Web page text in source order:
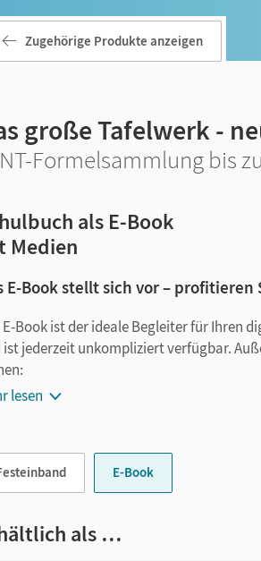
Zugehörige Produkte anzeigen
große Tafelwerk -
Formelsammlung bis
als E-Book
Medien
E-Book stellt sich vor –
E-Book ist der ideale Begleiter für Ihren
ist jederzeit unkompliziert verfügbar.
Text ergänzen
Lesezeichen hinzufügen
zoomen
lesen
E-Book
als …